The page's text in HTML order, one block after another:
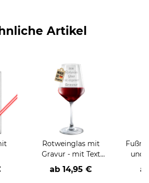
Artikel
Rotweinglas mit
Gravur - mit Text
selbst gestalten
ab 14,95 €
und